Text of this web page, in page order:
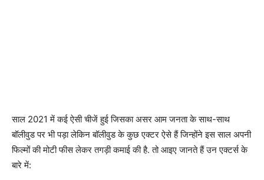
साल 2021 में कई ऐसी चीजें हुई जिसका असर आम जनता के साथ-साथ
बॉलीवुड पर भी पड़ा लेकिन बॉलीवुड के कुछ एक्टर ऐसे हैं जिन्होंने इस साल अपनी
फिल्मों की मोटी फीस लेकर तगड़ी कमाई की है. तो आइए जानते हैं उन एक्टर्स के
बारे में: